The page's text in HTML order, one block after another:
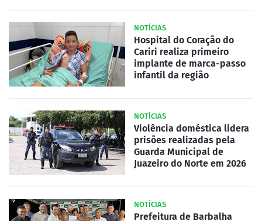
NOTÍCIAS
Hospital do Coração do
Cariri realiza primeiro
implante de marca-passo
infantil da região
NOTÍCIAS
Violência doméstica lidera
prisões realizadas pela
Guarda Municipal de
Juazeiro do Norte em 2026
NOTÍCIAS
Prefeitura de Barbalha